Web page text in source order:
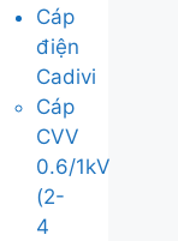
Cáp
điện
Cadivi
Cáp
CVV
0.6/1kV
(2-
4